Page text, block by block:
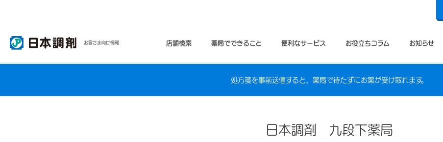
お客さま向け情報 店舗検索 薬局でできること 便利なサービス お役立ちコラム お知らせ
処方箋を事前送信すると、薬局で待たずにお薬が受け取れます。
日本調剤 九段下薬局